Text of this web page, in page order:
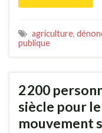
agriculture,
publique
2 200
siècle pour
mouvement